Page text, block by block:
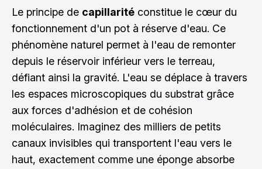
Le principe de capillarité constitue le cœur du
fonctionnement d'un pot à réserve d'eau. Ce
phénomène naturel permet à l'eau de remonter
depuis le réservoir inférieur vers le terreau,
défiant ainsi la gravité. L'eau se déplace à travers
les espaces microscopiques du substrat grâce
aux forces d'adhésion et de cohésion
moléculaires. Imaginez des milliers de petits
canaux invisibles qui transportent l'eau vers le
haut, exactement comme une éponge absorbe